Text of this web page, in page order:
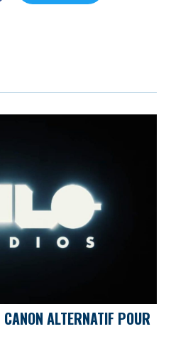
ALTERNATIF POUR